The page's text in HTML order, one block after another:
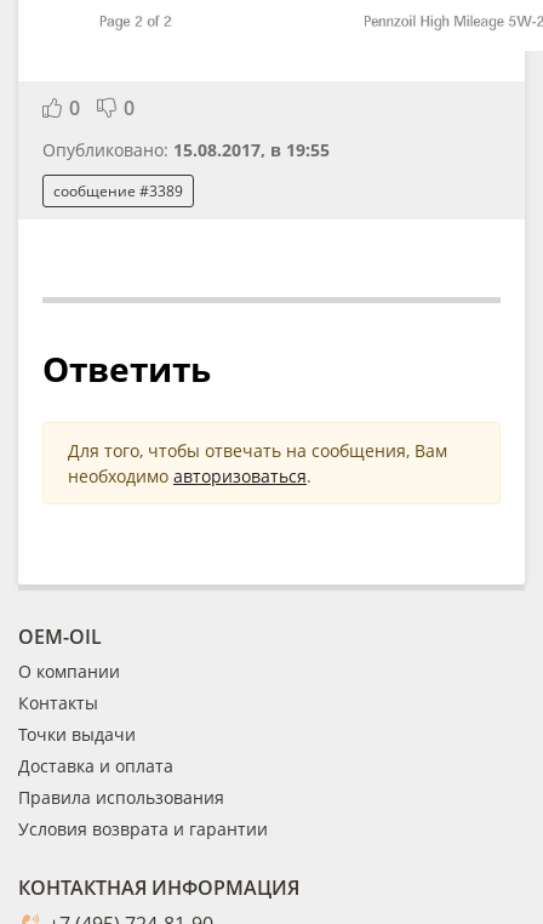
0 0
Опубликовано: 15.08.2017, в 19:55
сообщение #3389
Ответить
Для того, чтобы отвечать на сообщения, Вам
необходимо авторизоваться.
OEM-OIL
О компании
Контакты
Точки выдачи
Доставка и оплата
Правила использования
Условия возврата и гарантии
КОНТАКТНАЯ ИНФОРМАЦИЯ